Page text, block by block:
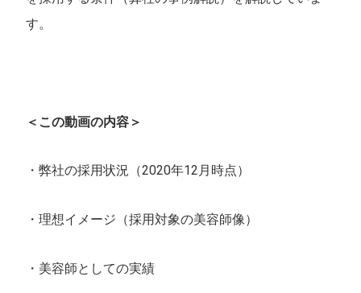
す。
＜この動画の内容＞
・弊社の採用状況（2020年12月時点）
・理想イメージ（採用対象の美容師像）
・美容師としての実績